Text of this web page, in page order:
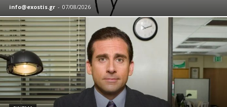
info@exostis.gr - 07/08/2026